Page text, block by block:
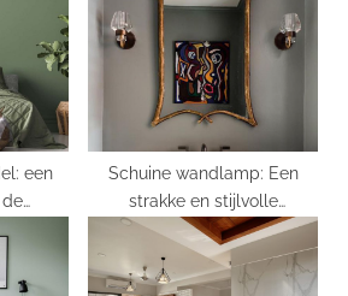
een
de
Schuine wandlamp: Een
strakke en stijlvolle
toevoeging aan je interieur